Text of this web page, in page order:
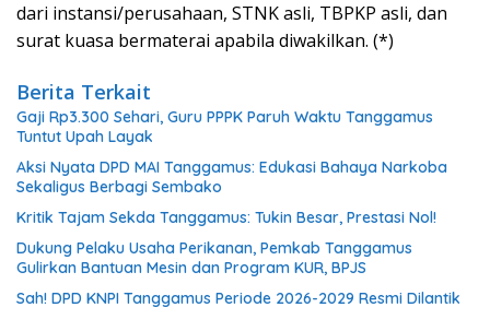
dari instansi/perusahaan, STNK asli, TBPKP asli, dan
surat kuasa bermaterai apabila diwakilkan. (*)
Berita Terkait
Gaji Rp3.300 Sehari, Guru PPPK Paruh Waktu Tanggamus
Tuntut Upah Layak
Aksi Nyata DPD MAI Tanggamus: Edukasi Bahaya Narkoba
Sekaligus Berbagi Sembako
Kritik Tajam Sekda Tanggamus: Tukin Besar, Prestasi Nol!
Dukung Pelaku Usaha Perikanan, Pemkab Tanggamus
Gulirkan Bantuan Mesin dan Program KUR, BPJS
Sah! DPD KNPI Tanggamus Periode 2026-2029 Resmi Dilantik